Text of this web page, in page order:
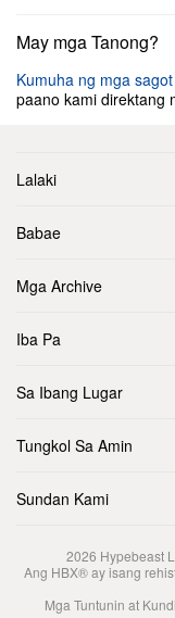
May mga Tanong?
Kumuha ng mga sagot
paano kami direktang
Lalaki
Babae
Mga Archive
Iba Pa
Sa Ibang Lugar
Tungkol Sa Amin
Sundan Kami
2026 Hypebeast
Ang HBX® ay isang
Mga Tuntunin at